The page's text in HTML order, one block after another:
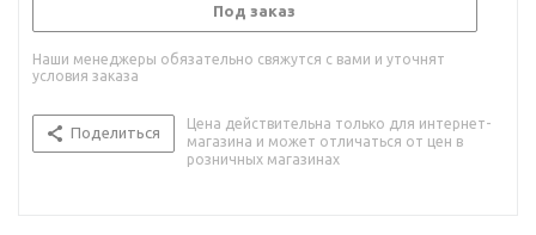
Под заказ
Наши менеджеры обязательно свяжутся с вами и уточнят
условия заказа
Поделиться
Цена действительна только для интернет-
магазина и может отличаться от цен в
розничных магазинах